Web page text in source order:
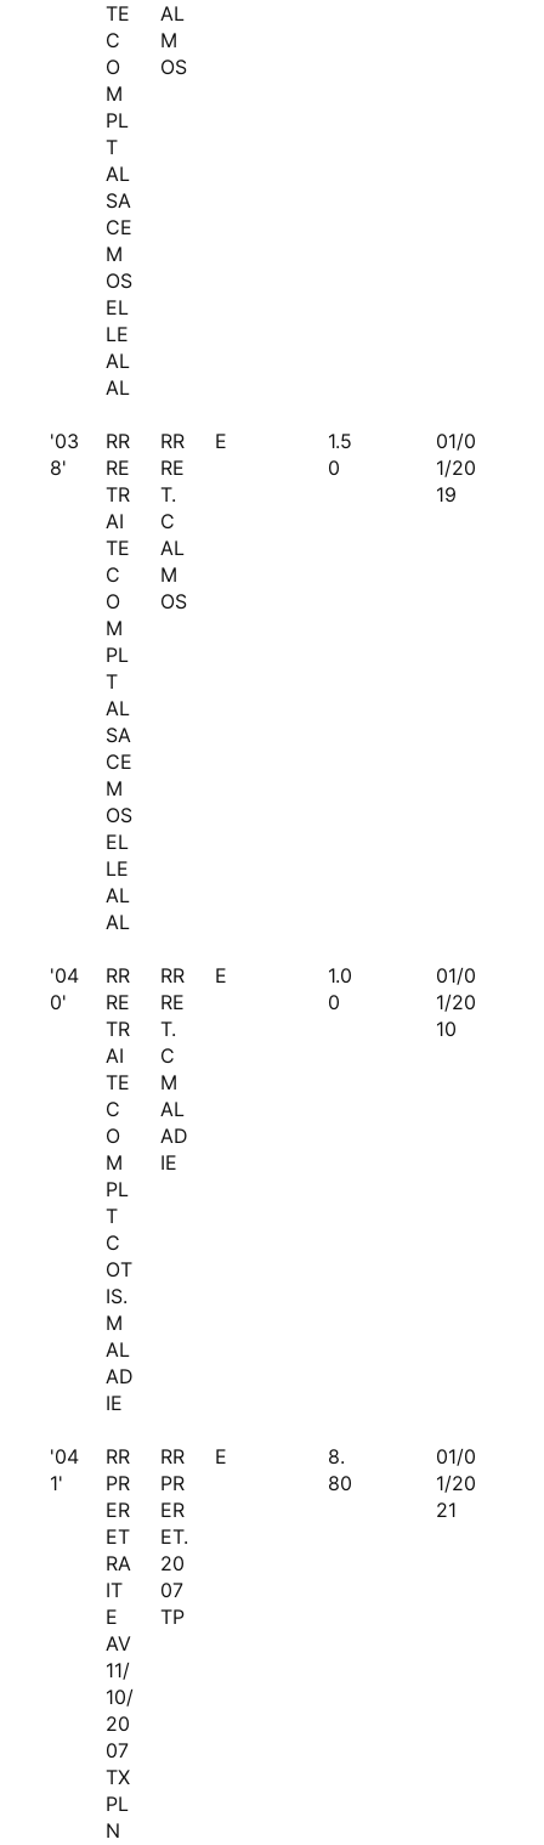
TE
C
O
M
PL
T
AL
SA
CE
M
OS
EL
LE
AL
AL
AL
M
OS
'03
8'
RR
RE
TR
AI
TE
C
O
M
PL
T
AL
SA
CE
M
OS
EL
LE
AL
AL
RR
RE
T.
C
AL
M
OS
E
1.5
0
01/0
1/20
19
'04
0'
RR
RE
TR
AI
TE
C
O
M
PL
T
C
OT
IS.
M
AL
AD
IE
RR
RE
T.
C
M
AL
AD
IE
E
1.0
0
01/0
1/20
10
'04
1'
RR
PR
ER
ET
RA
IT
E
AV
11/
10/
20
07
TX
PL
N
RR
PR
ER
ET.
20
07
TP
E
8.
80
01/0
1/20
21